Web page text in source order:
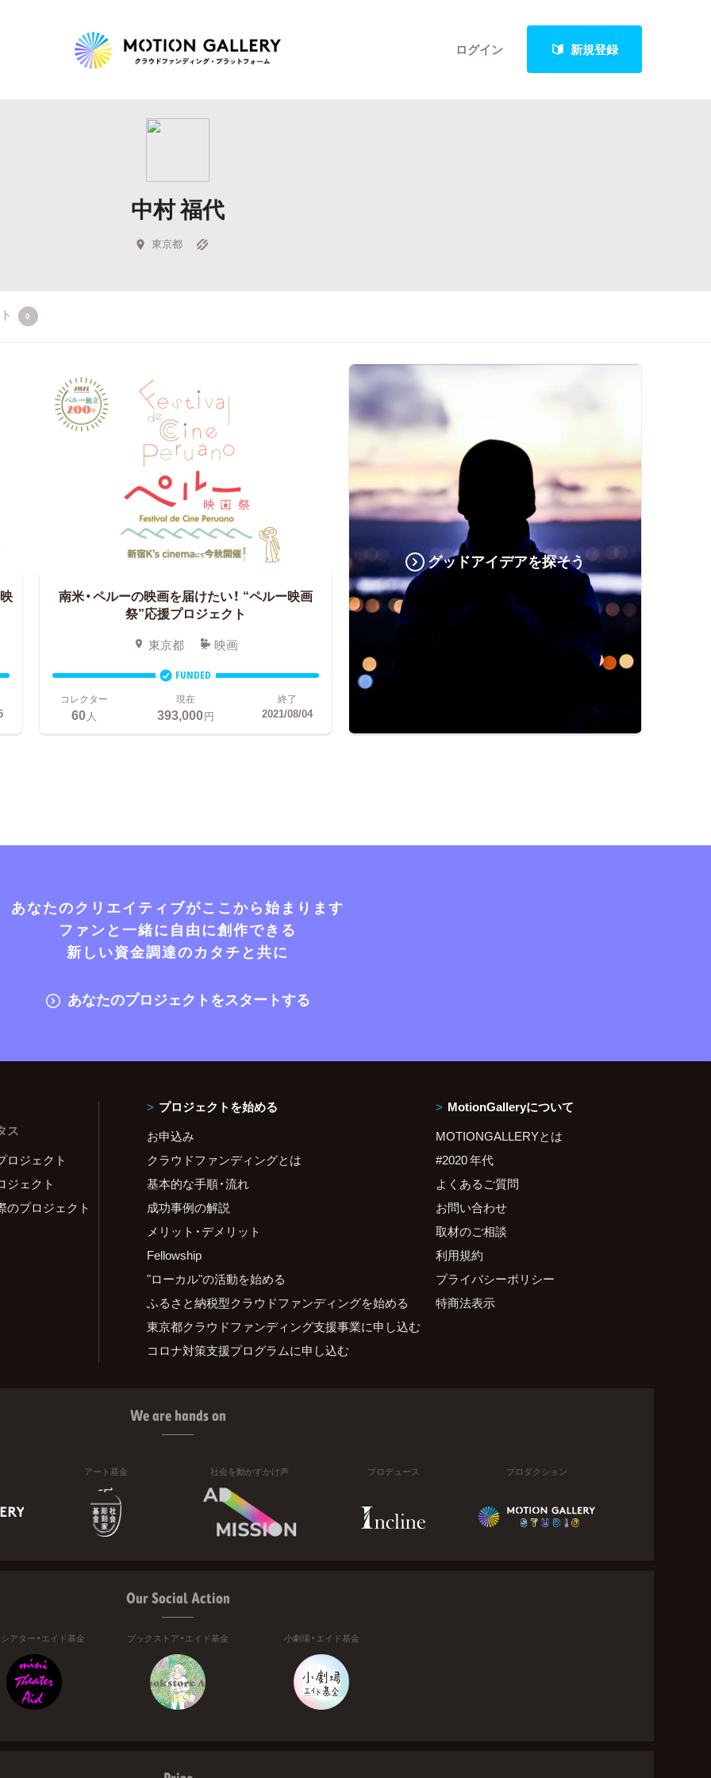
ログイン 新規登録
Highlight
Feature
キュレーターから探す
中村 福代
東京都
0
南米・ペルーの映画を届けたい！ “ペルー映画
祭”応援プロジェクト
東京都 映画
FUNDED
コレクター
60人
現在
393,000円
終了
2021/08/04
グッドアイデアを探そう
あなたのクリエイティブがここから始まります
ファンと一緒に自由に創作できる
新しい資金調達のカタチと共に
あなたのプロジェクトをスタートする
ス
ロジェクト
ジェクト
のプロジェクト
プロジェクトを始める
お申込み
クラウドファンディングとは
基本的な手順・流れ
成功事例の解説
メリット・デメリット
Fellowship
"ローカル"の活動を始める
ふるさと納税型クラウドファンディングを始める
東京都クラウドファンディング支援事業に申し込む
コロナ対策支援プログラムに申し込む
MotionGalleryについて
MOTIONGALLERYとは
#2020 年代
よくあるご質問
お問い合わせ
取材のご相談
利用規約
プライバシーポリシー
特商法表示
We are hands on
アート基金 社会を動かすかけ声 プロデュース プロダクション
Our Social Action
アター・エイド基金 ブックストア・エイド基金 小劇場・エイド基金